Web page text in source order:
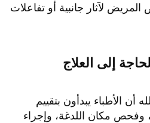
لآثار جانبية أو تفاعلات
إلى العلاج
أن الأطباء يبدأون بتقييم
وفحص مكان اللدغة، وإجراء